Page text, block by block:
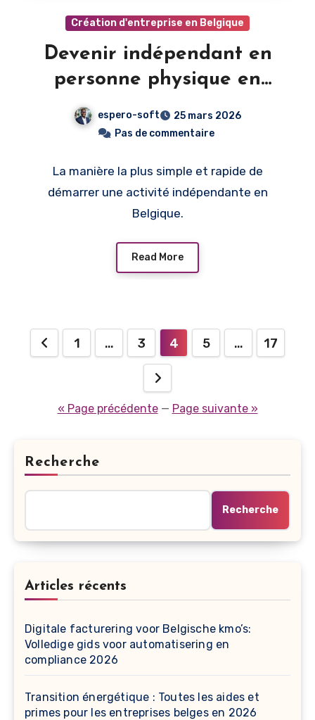
Création d'entreprise en Belgique
Devenir indépendant en
personne physique en
Belgique : le guide
simplifié
espero-soft
25 mars 2026
Pas de commentaire
La manière la plus simple et rapide de
démarrer une activité indépendante en
Belgique.
Read More
Posts
1 … 3 4 5 … 17
« Page précédente— Page suivante »
Recherche
Recherche
Articles récents
Digitale facturering voor Belgische kmo’s:
Volledige gids voor automatisering en
compliance 2026
Transition énergétique : Toutes les aides et
primes pour les entreprises belges en 2026